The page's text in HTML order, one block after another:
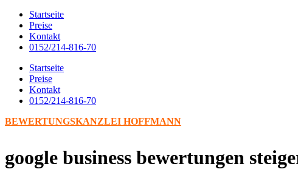
Startseite
Preise
Kontakt
0152/214-816-70
Startseite
Preise
Kontakt
0152/214-816-70
BEWERTUNGSKANZLEI HOFFMANN
google business bewertungen